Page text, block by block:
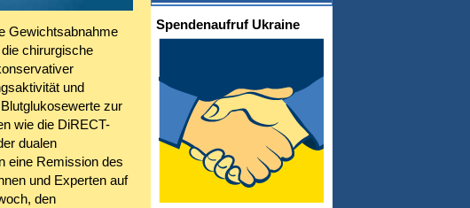
Gewichtsabnahme
chirurgische
und
zur
wie die DiRECT-
dualen
eine Remission des
und Experten auf
den
Spendenaufruf Ukraine